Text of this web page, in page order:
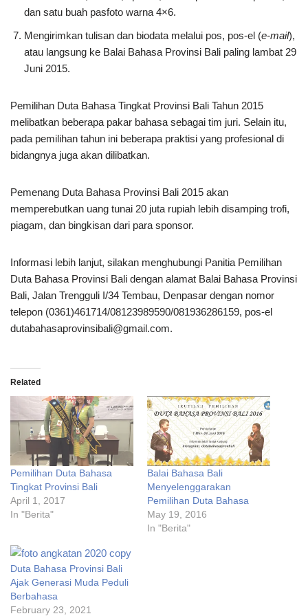
dan satu buah pasfoto warna 4×6.
Mengirimkan tulisan dan biodata melalui pos, pos-el (e-mail),
atau langsung ke Balai Bahasa Provinsi Bali paling lambat 29
Juni 2015.
Pemilihan Duta Bahasa Tingkat Provinsi Bali Tahun 2015
melibatkan beberapa pakar bahasa sebagai tim juri. Selain itu,
pada pemilihan tahun ini beberapa praktisi yang profesional di
bidangnya juga akan dilibatkan.
Pemenang Duta Bahasa Provinsi Bali 2015 akan
memperebutkan uang tunai 20 juta rupiah lebih disamping trofi,
piagam, dan bingkisan dari para sponsor.
Informasi lebih lanjut, silakan menghubungi Panitia Pemilihan
Duta Bahasa Provinsi Bali dengan alamat Balai Bahasa Provinsi
Bali, Jalan Trengguli I/34 Tembau, Denpasar dengan nomor
telepon (0361)461714/08123989590/081936286159, pos-el
dutabahasaprovinsibali@gmail.com.
Related
Pemilihan Duta Bahasa
Tingkat Provinsi Bali
April 1, 2017
In "Berita"
Balai Bahasa Bali
Menyelenggarakan
Pemilihan Duta Bahasa
May 19, 2016
In "Berita"
Duta Bahasa Provinsi Bali
Ajak Generasi Muda Peduli
Berbahasa
February 23, 2021